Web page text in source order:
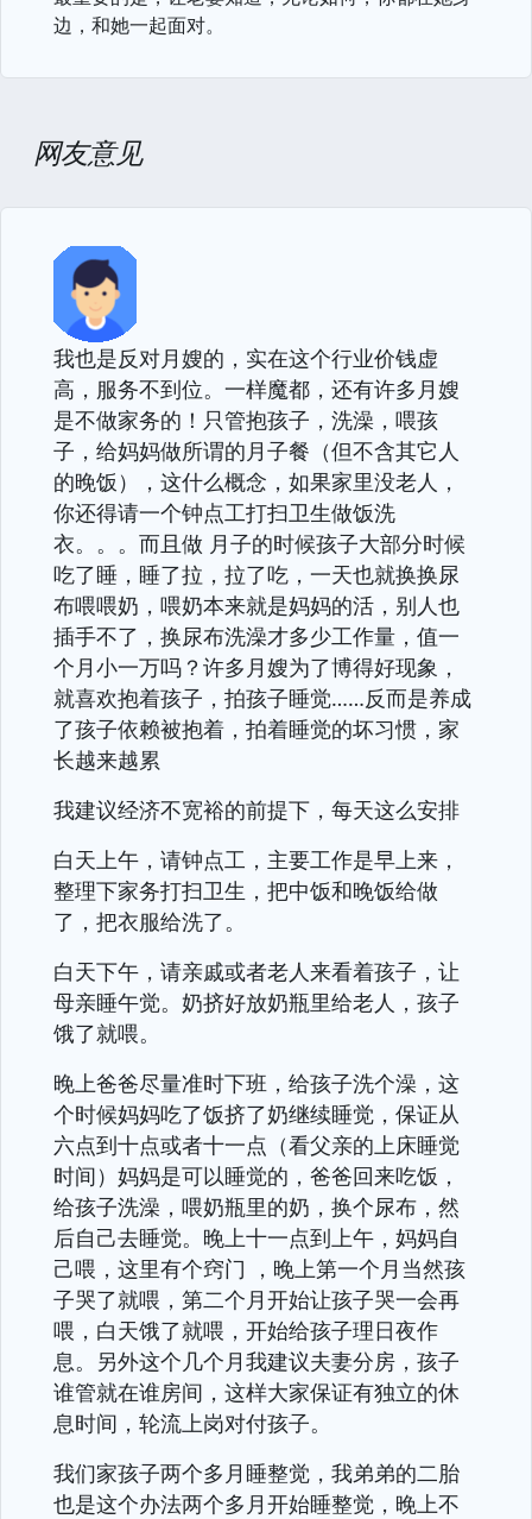
边，和她一起面对。
网友意见
我也是反对月嫂的，实在这个行业价钱虚
高，服务不到位。一样魔都，还有许多月嫂
是不做家务的！只管抱孩子，洗澡，喂孩
子，给妈妈做所谓的月子餐（但不含其它人
的晚饭），这什么概念，如果家里没老人，
你还得请一个钟点工打扫卫生做饭洗
衣。。。而且做 月子的时候孩子大部分时候
吃了睡，睡了拉，拉了吃，一天也就换换尿
布喂喂奶，喂奶本来就是妈妈的活，别人也
插手不了，换尿布洗澡才多少工作量，值一
个月小一万吗？许多月嫂为了博得好现象，
就喜欢抱着孩子，拍孩子睡觉……反而是养成
了孩子依赖被抱着，拍着睡觉的坏习惯，家
长越来越累
我建议经济不宽裕的前提下，每天这么安排
白天上午，请钟点工，主要工作是早上来，
整理下家务打扫卫生，把中饭和晚饭给做
了，把衣服给洗了。
白天下午，请亲戚或者老人来看着孩子，让
母亲睡午觉。奶挤好放奶瓶里给老人，孩子
饿了就喂。
晚上爸爸尽量准时下班，给孩子洗个澡，这
个时候妈妈吃了饭挤了奶继续睡觉，保证从
六点到十点或者十一点（看父亲的上床睡觉
时间）妈妈是可以睡觉的，爸爸回来吃饭，
给孩子洗澡，喂奶瓶里的奶，换个尿布，然
后自己去睡觉。晚上十一点到上午，妈妈自
己喂，这里有个窍门 ，晚上第一个月当然孩
子哭了就喂，第二个月开始让孩子哭一会再
喂，白天饿了就喂，开始给孩子理日夜作
息。另外这个几个月我建议夫妻分房，孩子
谁管就在谁房间，这样大家保证有独立的休
息时间，轮流上岗对付孩子。
我们家孩子两个多月睡整觉，我弟弟的二胎
也是这个办法两个多月开始睡整觉，晚上不